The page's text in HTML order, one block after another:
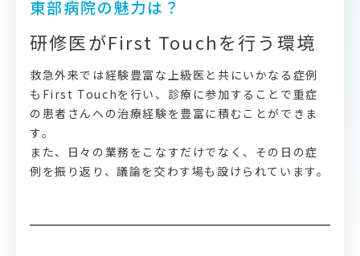
東部病院の魅力は？
研修医がFirst Touchを行う環境
救急外来では経験豊富な上級医と共にいかなる症例
もFirst Touchを行い、診療に参加することで重症
の患者さんへの治療経験を豊富に積むことができま
す。
また、日々の業務をこなすだけでなく、その日の症
例を振り返り、議論を交わす場も設けられています。